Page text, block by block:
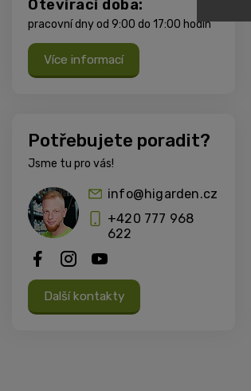
Otevírací doba:
pracovní dny od 9:00 do 17:00 hodin
Více informací
Potřebujete poradit?
Jsme tu pro vás!
info@higarden.cz
+420 777 968
622
Další kontakty